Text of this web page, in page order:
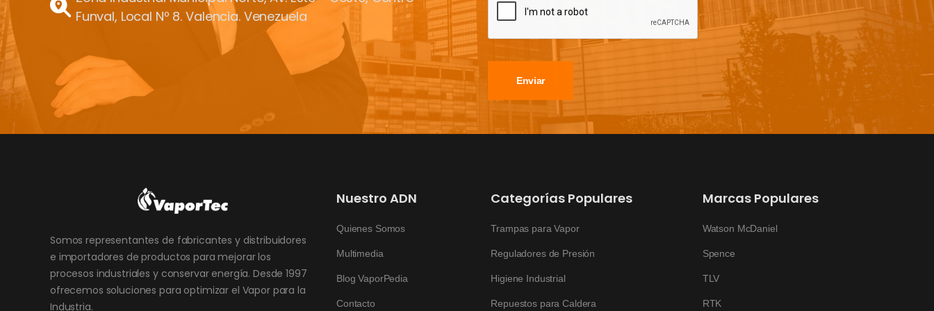
Funval, Local Nº 8. Valencia. Venezuela
Enviar
Somos representantes de fabricantes y distribuidores
e importadores de productos para mejorar los
procesos industriales y conservar energía. Desde 1997
ofrecemos soluciones para optimizar el Vapor para la
Industria.
Nuestro ADN
Quienes Somos
Multimedia
Blog VaporPedia
Contacto
Categorías Populares
Trampas para Vapor
Reguladores de Presión
Higiene Industrial
Repuestos para Caldera
Marcas Populares
Watson McDaniel
Spence
TLV
RTK